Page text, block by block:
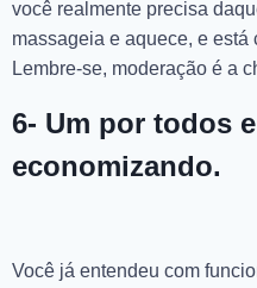
você realmente precisa
massageia e aquece, e
Lembre-se, moderação é a
6- Um por todos
economizando.
Você já entendeu com